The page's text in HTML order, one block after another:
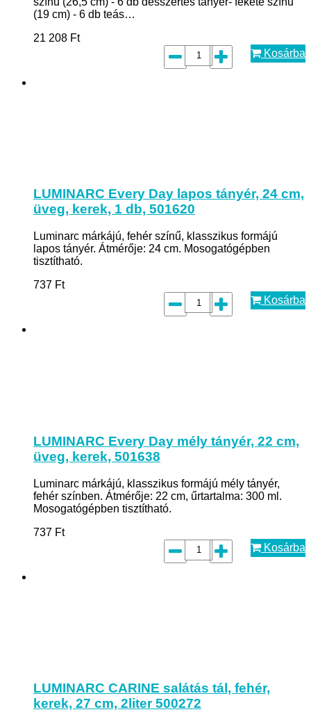
(19 cm) - 6 db teás…
21 208 Ft
Kosárba
LUMINARC Every Day lapos tányér, 24 cm,
üveg, kerek, 1 db, 501620
Luminarc márkájú, fehér színű, klasszikus formájú
lapos tányér. Átmérője: 24 cm. Mosogatógépben
tisztítható.
737 Ft
Kosárba
LUMINARC Every Day mély tányér, 22 cm,
üveg, kerek, 501638
Luminarc márkájú, klasszikus formájú mély tányér,
fehér színben. Átmérője: 22 cm, űrtartalma: 300 ml.
Mosogatógépben tisztítható.
737 Ft
Kosárba
LUMINARC CARINE salátás tál, fehér,
kerek, 27 cm, 2liter 500272